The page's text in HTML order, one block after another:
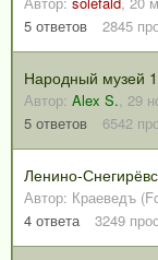
5 ответов 2845
Народный музей
Автор: Alex S., 29
5 ответов 6542
Ленино-
Автор: Краеведъ
4 ответа 3249